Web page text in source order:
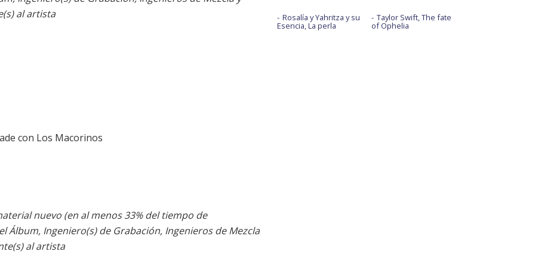
al artista
con Los Macorinos
nuevo (en al menos 33% del tiempo de
Ingeniero(s) de Grabación, Ingenieros de Mezcla
al artista
Rosalía y Yahritza y su
Esencia, La perla
Taylor Swift, The fate
of Ophelia